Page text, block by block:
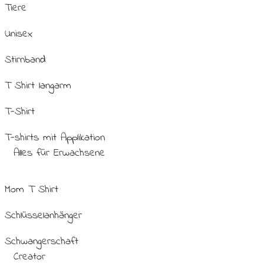
Tiere
Unisex
Stirnband
T Shirt langarm
T-Shirt
T-shirts mit Applikation
Alles für Erwachsene
Mom T Shirt
Schlüsselanhänger
Schwangerschaft
Creator